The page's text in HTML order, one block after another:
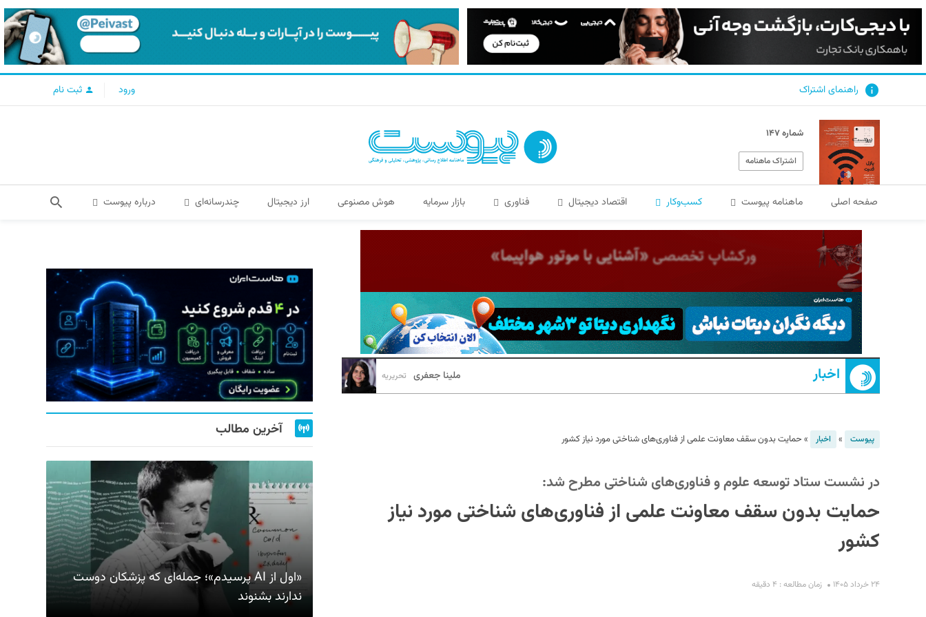
راهنمای اشتراک ورود ثبت نام
شماره ۱۴۷
اشتراک ماهنامه
صفحه اصلی ماهنامه پیوست کسب‌و‌کار اقتصاد دیجیتال فناوری بازار سرمایه هوش مصنوعی ارز دیجیتال چندرسانه‌ای درباره پیوست
اخبار ملینا جعفری تحریریه
پیوست » اخبار » حمایت بدون سقف معاونت علمی از فناوری‌های شناختی مورد نیاز کشور
در نشست ستاد توسعه علوم و فناوری‌های شناختی مطرح شد:
حمایت بدون سقف معاونت علمی از فناوری‌های شناختی مورد نیاز
کشور
۲۴ خرداد ۱۴۰۵ زمان مطالعه : ۴ دقیقه
آخرین مطالب
«اول از AI پرسیدم»؛ جمله‌ای که پزشکان دوست
ندارند بشنوند